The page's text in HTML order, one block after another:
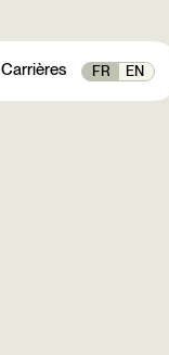
Carrières EN
FR